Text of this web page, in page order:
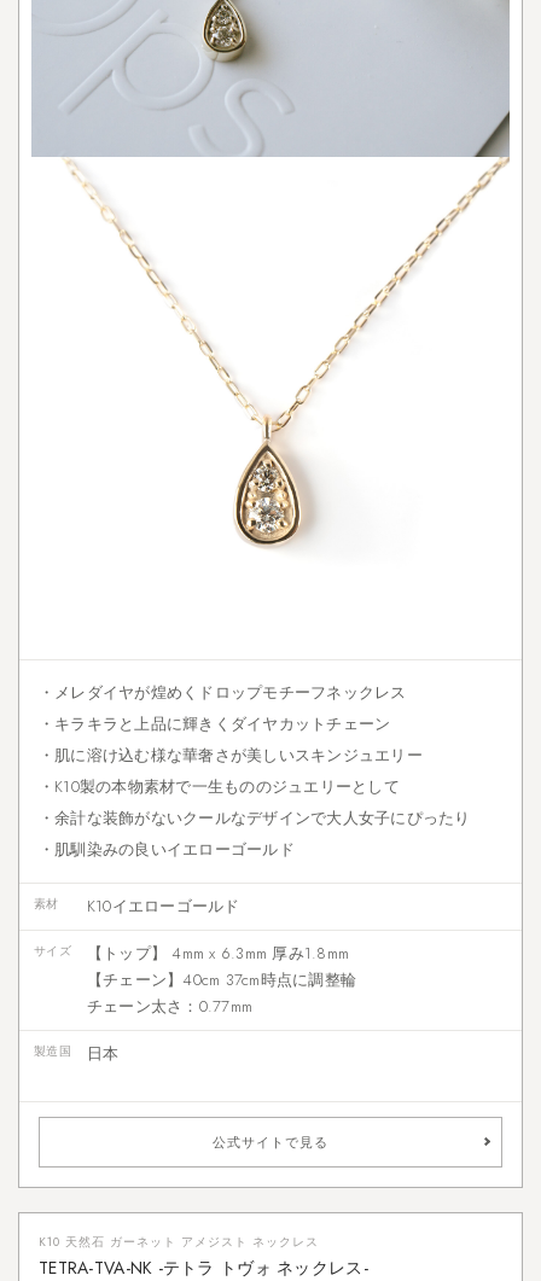
・メレダイヤが煌めくドロップモチーフネックレス
・キラキラと上品に輝きくダイヤカットチェーン
・肌に溶け込む様な華奢さが美しいスキンジュエリー
・K10製の本物素材で一生もののジュエリーとして
・余計な装飾がないクールなデザインで大人女子にぴったり
・肌馴染みの良いイエローゴールド
素材 K10イエローゴールド
サイズ
【トップ】 4mm x 6.3mm 厚み1.8mm
【チェーン】40cm 37cm時点に調整輪
チェーン太さ：0.77mm
製造国 日本
公式サイトで見る
K10 天然石 ガーネット アメジスト ネックレス
TETRA-TVA-NK -テトラ トヴォ ネックレス-